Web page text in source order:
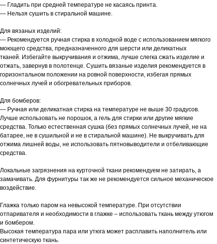
— Гладить при средней температуре не касаясь принта.
— Нельзя сушить в стиральной машине.
Для вязаных изделий:
— Рекомендуется ручная стирка в холодной воде с использованием мягкого
моющего средства, предназначенного для шерсти или деликатных
тканей. Избегайте выкручивания и отжима, лучше слегка сжать изделие и
отжать, завернув в полотенце. Сушить вязаные изделия рекомендуется в
горизонтальном положении на ровной поверхности, избегая прямых
солнечных лучей и обогревательных приборов.
Для бомберов:
— Ручная или деликатная стирка на температуре не выше 30 градусов.
Лучше использовать не порошок, а гель для стирки или другие мягкие
средства. Только естественная сушка (без прямых солнечных лучей, не на
батарее, не в сушильной и не в стиральной машине). Не выкручивать для
отжима лишней воды, не использовать пятновыводители и отбеливающие
средства.
Локальные загрязнения на курточной ткани рекомендуем не затирать, а
замачивать. Для фурнитуры так же не рекомендуется сильное механическое
воздействие.
Глажка только паром на невысокой температуре. При отсутствии
отпаривателя и необходимости в глажке – использовать ткань между утюгом
и бомбером.
Высокая температура пара или утюга может расплавить наполнитель или
синтетическую ткань.